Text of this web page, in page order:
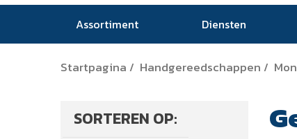
Assortiment Diensten
Startpagina / Handgereedschappen /
SORTEREN OP: